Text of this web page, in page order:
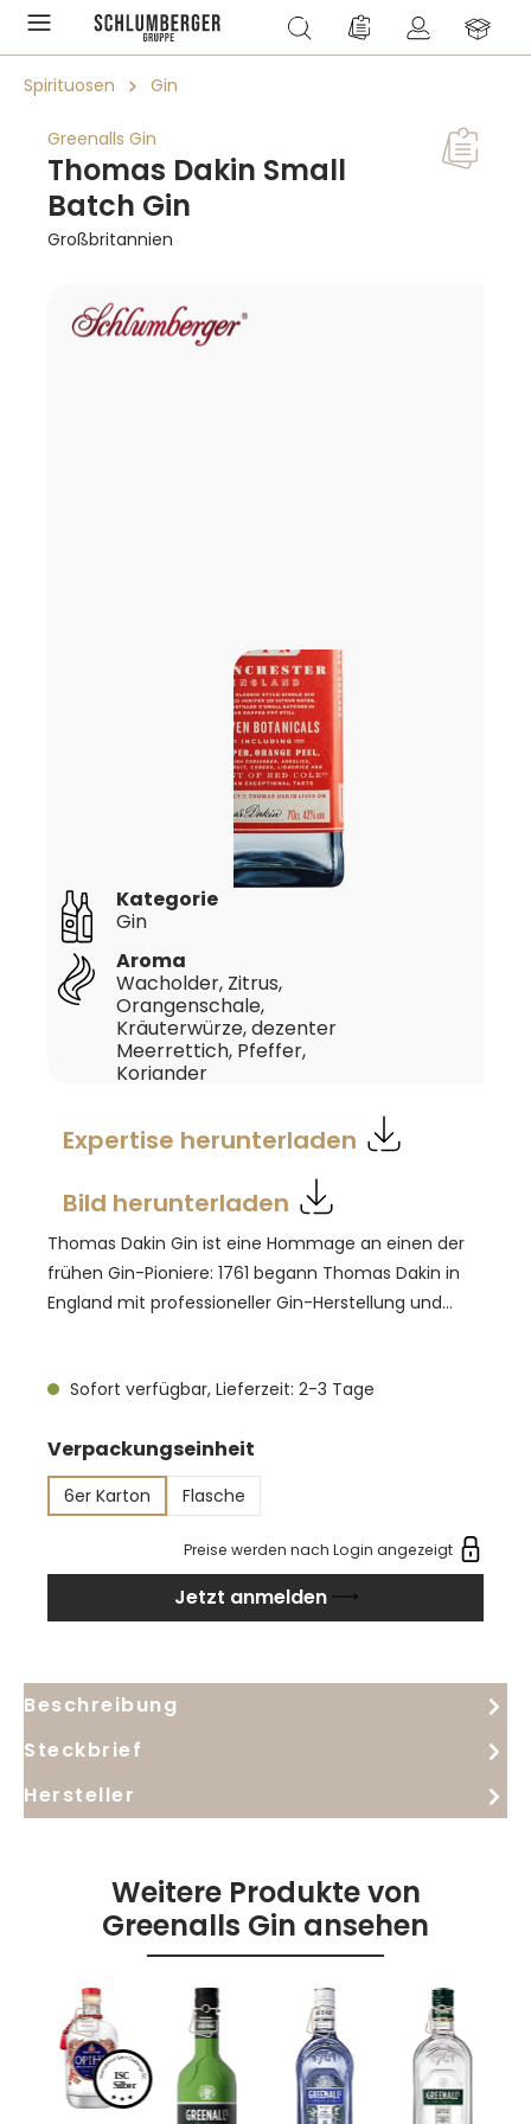
springen Du hast 0 Produkte
Spirituosen Gin
Greenalls Gin
Thomas Dakin Small
Batch Gin
Großbritannien
Bildergalerie überspringen
Aroma
Wacholder, Zitrus,
Orangenschale,
Kräuterwürze, dezenter
Meerrettich, Pfeffer,
Koriander
Kategorie
Gin
Expertise herunterladen
Bild herunterladen
Thomas Dakin Gin ist eine Hommage an einen der
frühen Gin-Pioniere: 1761 begann Thomas Dakin in
England mit professioneller Gin-Herstellung und
und verbindet klassische Wacholderbasis mit Zitrus
dosierte Nuance ist ein Hauch frischer Meerrettich,
der dem Profil Tiefe und Charakter gibt, ohne zu
dominieren. Destilliert wird in Kupferbrennblasen; mit
42 % vol. besitzt der Gin genug Struktur für Gin &
Tonic, Collins oder moderne Kräuterdrinks. Ein klarer,
eigenständiger London-Dry-Stil mit Geschichte.
Sofort verfügbar, Lieferzeit: 2-3 Tage
Verpackungseinheit
6er Karton Flasche
Preise werden nach Login angezeigt
Jetzt anmelden
Beschreibung
Steckbrief
Hersteller
Weitere Produkte von
Greenalls Gin ansehen
ISC
Silber